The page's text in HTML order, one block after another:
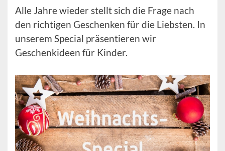
Alle Jahre wieder stellt sich die Frage nach
den richtigen Geschenken für die Liebsten. In
unserem Special präsentieren wir
Geschenkideen für Kinder.